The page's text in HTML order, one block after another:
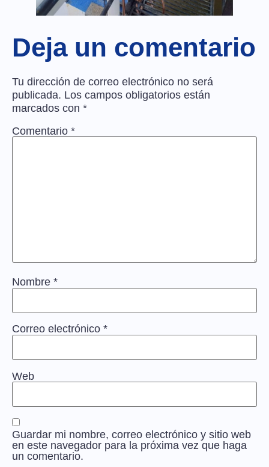
Deja un comentario
Tu dirección de correo electrónico no será
publicada. Los campos obligatorios están
marcados con *
Comentario *
Nombre *
Correo electrónico *
Web
Guardar mi nombre, correo electrónico y sitio web
en este navegador para la próxima vez que haga
un comentario.